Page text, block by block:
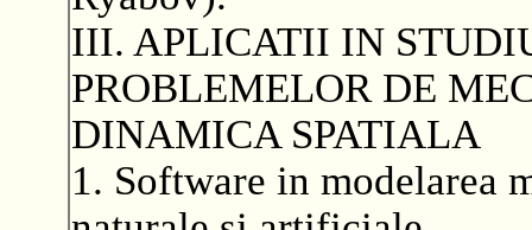
III. APLICATII IN
PROBLEMELOR DE
DINAMICA SPATIALA
1. Software in modelarea